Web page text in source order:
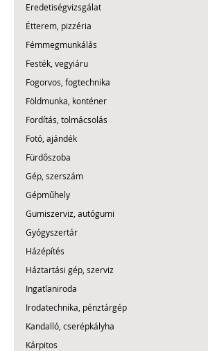
Eredetiségvizsgálat
Étterem, pizzéria
Fémmegmunkálás
Festék, vegyiáru
Fogorvos, fogtechnika
Földmunka, konténer
Fordítás, tolmácsolás
Fotó, ajándék
Fürdőszoba
Gép, szerszám
Gépműhely
Gumiszerviz, autógumi
Gyógyszertár
Házépítés
Háztartási gép, szerviz
Ingatlaniroda
Irodatechnika, pénztárgép
Kandalló, cserépkályha
Kárpitos